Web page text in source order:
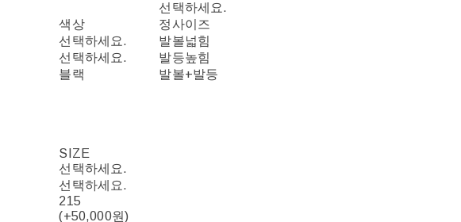
색상
선택하세요.
선택하세요.
블랙
선택하세요.
정사이즈
발볼넓힘
발등높힘
발볼+발등
SIZE
선택하세요.
선택하세요.
215
(+50,000원)